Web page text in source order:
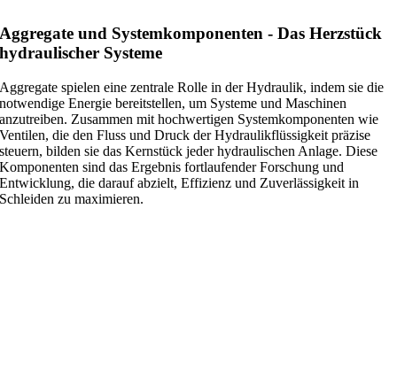
Aggregate und Systemkomponenten - Das Herzstück
hydraulischer Systeme
Aggregate spielen eine zentrale Rolle in der Hydraulik, indem sie die
notwendige Energie bereitstellen, um Systeme und Maschinen
anzutreiben. Zusammen mit hochwertigen Systemkomponenten wie
Ventilen, die den Fluss und Druck der Hydraulikflüssigkeit präzise
steuern, bilden sie das Kernstück jeder hydraulischen Anlage. Diese
Komponenten sind das Ergebnis fortlaufender Forschung und
Entwicklung, die darauf abzielt, Effizienz und Zuverlässigkeit in
Schleiden zu maximieren.